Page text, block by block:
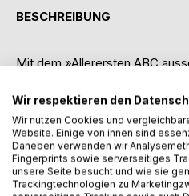
BESCHREIBUNG
Mit dem »Allerersten ABC
finden Schulstarter einen
26 Buchstaben. Denn sie
sondern auch die 26
Grossen jemals gehört haben.
Fans.
Wir respektieren den
Wir nutzen Cookies und
Website. Einige von ihnen sind
Daneben verwenden wir
Fingerprints sowie serverseitiges
unsere Seite besucht und wie sie
Trackingtechnologien zu